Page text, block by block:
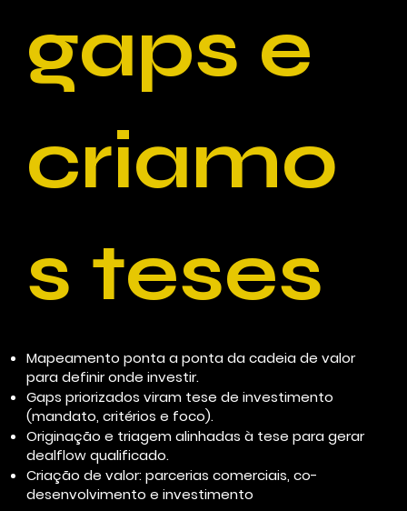
gaps e
criamo
s teses
Mapeamento ponta a ponta da cadeia de valor
para definir onde investir.
Gaps priorizados viram tese de investimento
(mandato, critérios e foco).
Originação e triagem alinhadas à tese para gerar
dealflow qualificado.
Criação de valor: parcerias comerciais, co-
desenvolvimento e investimento